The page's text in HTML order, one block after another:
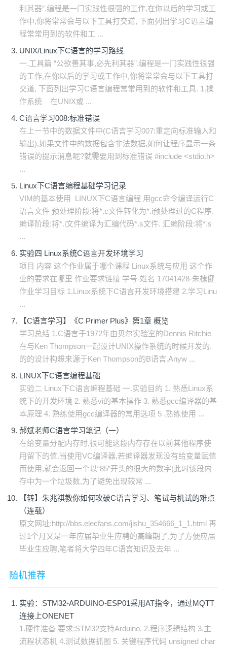
利其器”.编程是一门实践性很强的工作,在你以后的学习或工
作中,你将常常会与以下工具打交道, 下面列出学习C语言编
程常常用到的软件和工 ...
UNIX/Linux下C语言的学习路线
一.工具篇 “公欲善其事,必先利其器”.编程是一门实践性很强
的工作,在你以后的学习或工作中,你将常常会与以下工具打
交道, 下面列出学习C语言编程常常用到的软件和工具. 1.操
作系统 在UNIX或 ...
C语言学习008:标准错误
在上一节中的数据文件中(C语言学习007:重定向标准输入和
输出),如果文件中的数据包含非法数据,如何让程序显示一条
错误的提示消息呢?就需要用到标准错误 #include <stdio.h>
...
Linux下C语言编程基础学习记录
VIM的基本使用 LINUX下C语言编程 用gcc命令编译运行C
语言文件 预处理阶段:将*.c文件转化为*.i预处理过的C程序.
编译阶段:将*.i文件编译为汇编代码*.s文件. 汇编阶段:将*.s
...
实验四 Linux系统C语言开发环境学习
项目 内容 这个作业属于哪个课程 Linux系统与应用 这个作
业的要求在哪里 作业要求链接 学号-姓名 17041428-朱槐健
作业学习目标 1.Linux系统下C语言开发环境搭建 2.学习Linu
...
【C语言学习】《C Primer Plus》第1章 概览
学习总结 1.C语言于1972年由贝尔实验室的Dennis Ritchie
在与Ken Thompson一起设计UNIX操作系统的时候开发的.
的的设计构想来源于Ken Thompson的B语言.Anyw ...
LINUX下C语言编程基础
实验二 Linux下C语言编程基础 一.实验目的 1. 熟悉Linux系
统下的开发环境 2. 熟悉vi的基本操作 3. 熟悉gcc编译器的基
本原理 4. 熟练使用gcc编译器的常用选项 5 .熟练使用 ...
郝斌老师C语言学习笔记（一）
在给变量分配内存时,很可能这段内存存在以前其他程序使
用留下的值.当使用VC编译器,若编译器发现没有给变量赋值
而使用,就会返回一个以“85”开头的很大的数字(此时该段内
存中为一个垃圾数,为了避免出现较常 ...
【转】朱兆祺教你如何攻破C语言学习、笔试与机试的难点
（连载）
原文网址:http://bbs.elecfans.com/jishu_354666_1_1.html 再
过1个月又是一年应届毕业生应聘的高峰期了,为了方便应届
毕业生应聘,笔者将大学四年C语言知识及去年 ...
随机推荐
实验：STM32-ARDUINO-ESP01采用AT指令，通过MQTT
连接上ONENET
1.硬件准备 要求:STM32支持Arduino. 2.程序逻辑结构 3.主
流程状态机 4.测试数据抓图 5. 关键程序代码 unsigned char